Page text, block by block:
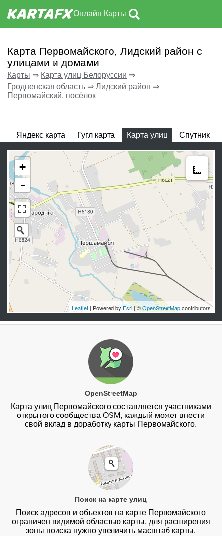
Онлайн Карты
Карта Первомайского, Лидский район с
улицами и домами
Карты ⇒ Карта улиц Белоруссии ⇒
Гродненская область ⇒ Лидский район ⇒
Первомайский, посёлок
Яндекс карта Гугл карта Карта улиц Спутник
+
-
Leaflet | Powered by Esri| ©OpenStreetMapcontributors
OpenStreetMap
Карта улиц Первомайского составляется участниками
открытого сообщества OSM, каждый может внести
свой вклад в доработку карты Первомайского.
Поиск на карте улиц
Поиск адресов и объектов на карте Первомайского
ограничен видимой областью карты, для расширения
зоны поиска нужно увеличить масштаб карты.